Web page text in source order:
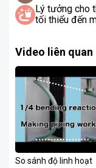
Lý tưởng cho
tối thiểu đến
Video liên quan
So sánh độ linh hoạt